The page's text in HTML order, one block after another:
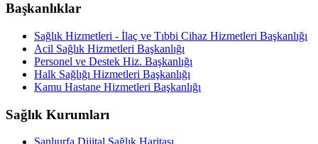
Başkanlıklar
Sağlık Hizmetleri - İlaç ve Tıbbi Cihaz Hizmetleri Başkanlığı
Acil Sağlık Hizmetleri Başkanlığı
Personel ve Destek Hiz. Başkanlığı
Halk Sağlığı Hizmetleri Başkanlığı
Kamu Hastane Hizmetleri Başkanlığı
Sağlık Kurumları